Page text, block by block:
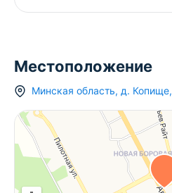
Местоположение
Минская область, д. Копище,